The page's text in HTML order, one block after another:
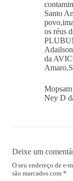
Santo
os réus
da
Mopsam
Ney D
Deixe um
O seu endereço de e-
são marcados com *